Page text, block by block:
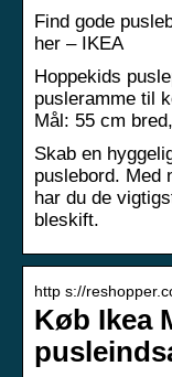
Find gode
her – IKEA
Hoppekids
pusleramme til
Mål: 55 cm
Skab en
puslebord. Med
har du de
bleskift.
http s://
Køb Ikea